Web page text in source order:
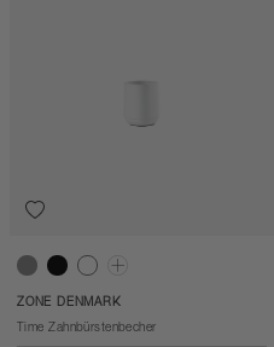
Soft Grey
BlackWhiteConcrete
ZONE DENMARK
Time Zahnbürstenbecher